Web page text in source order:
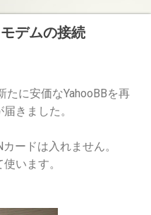
デムの接続
に安価なYahooBBを再
きました。
ードは入れません。
います。